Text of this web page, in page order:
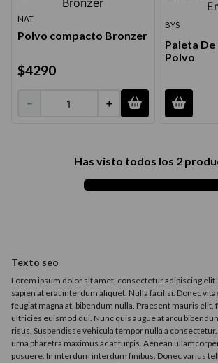
NAT
Polvo compacto Bronzer
$4290
＋
－
BYS
Paleta
Polvo
Has visto todos los 2
Texto seo
Lorem ipsum dolor sit amet, consectetur adipiscing
sapien at erat interdum aliquet. Nulla facilisi. Donec
feugiat magna at, bibendum nulla. Praesent mauris elit,
ultricies euismod dui. Nunc quis augue at arcu
risus. Suspendisse vehicula tempor nulla a
urna pharetra maximus ac at turpis. Aenean
posuere. In interdum interdum finibus. Donec varius
4
5. cepillo
6. gama
protector térmico